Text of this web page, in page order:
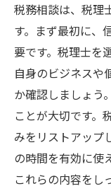
税務相談を
未来を見据
の準備
税務相談は、税理
す。まず最初に、
要です。税理士を
自身のビジネスや
か確認しましょう
ことが大切です。
みをリストアップ
の時間を有効に使
これらの内容をし